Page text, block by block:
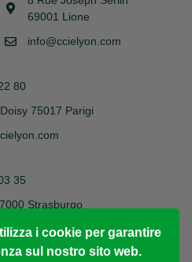
69001 Lione
info@ccielyon.com
80
75017 Parigi
35
Strasburgo
i cookie per garantire
sul nostro sito web.